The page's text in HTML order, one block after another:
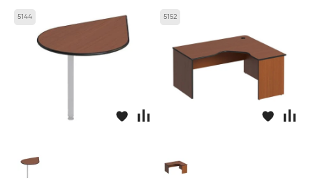
5144 5152